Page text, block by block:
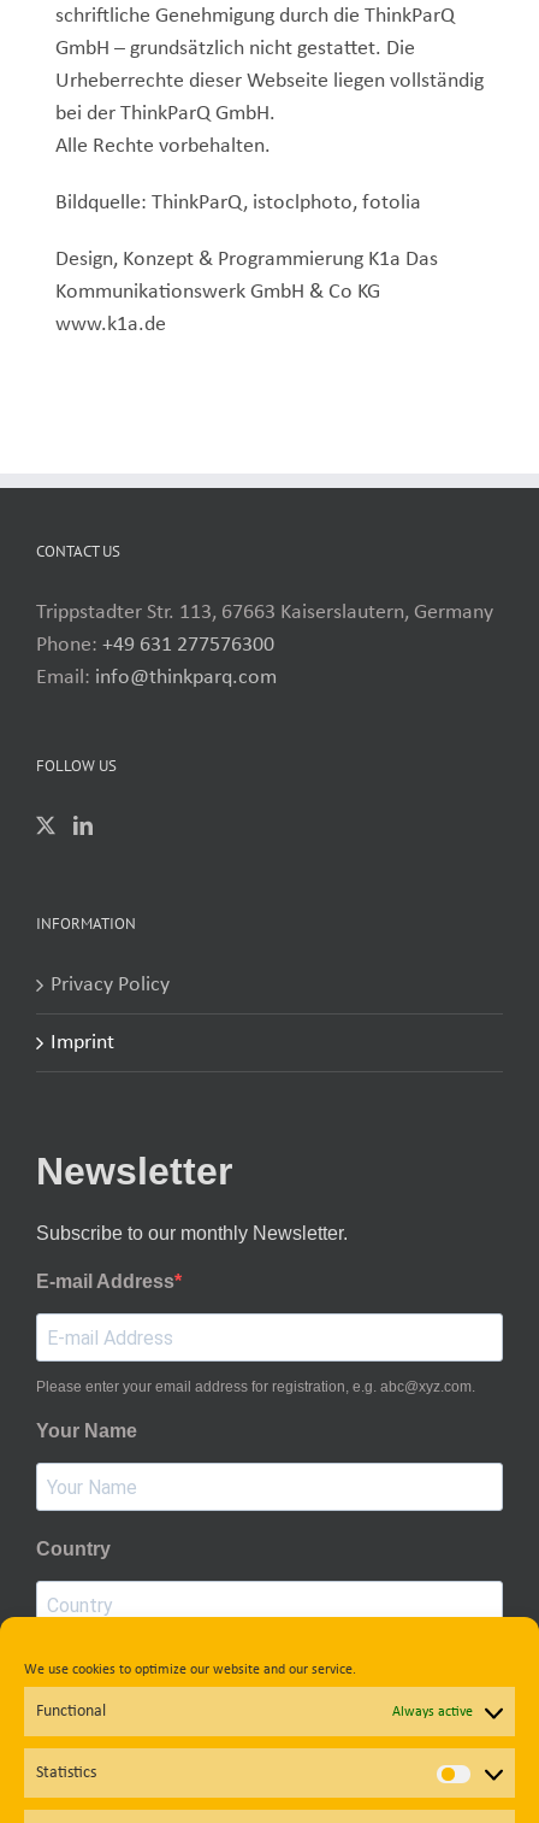
We use cookies to optimize our website and our service.
Functional Always active
Statistics
schriftliche Genehmigung durch die ThinkParQ
GmbH – grundsätzlich nicht gestattet. Die
Urheberrechte dieser Webseite liegen vollständig
bei der ThinkParQ GmbH.
Alle Rechte vorbehalten.
Bildquelle: ThinkParQ, istoclphoto, fotolia
Design, Konzept & Programmierung K1a Das
Kommunikationswerk GmbH & Co KG
www.k1a.de
CONTACT US
Trippstadter Str. 113, 67663 Kaiserslautern, Germany
Phone: +49 631 277576300
Email: info@thinkparq.com
FOLLOW US
INFORMATION
Privacy Policy
Imprint
Newsletter
Subscribe to our monthly Newsletter.
E-mail Address
Please enter your email address for registration, e.g. abc@xyz.com.
Your Name
Country
Privacy Policy
Subscribe